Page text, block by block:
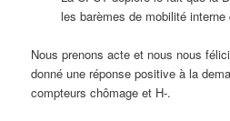
les barèmes de mobilité interne
Nous prenons acte et nous nous
donné une réponse positive à la
compteurs chômage et H-.